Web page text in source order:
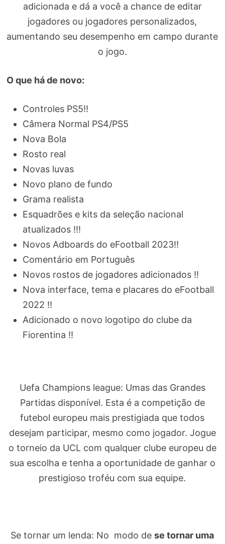
adicionada e dá a você a chance de editar
jogadores ou jogadores personalizados,
aumentando seu desempenho em campo durante
o jogo.
O que há de novo:
Controles PS5!!
Câmera Normal PS4/PS5
Nova Bola
Rosto real
Novas luvas
Novo plano de fundo
Grama realista
Esquadrões e kits da seleção nacional
atualizados !!!
Novos Adboards do eFootball 2023!!
Comentário em Português
Novos rostos de jogadores adicionados !!
Nova interface, tema e placares do eFootball
2022 !!
Adicionado o novo logotipo do clube da
Fiorentina !!
Uefa Champions league: Umas das Grandes
Partidas disponível. Esta é a competição de
futebol europeu mais prestigiada que todos
desejam participar, mesmo como jogador. Jogue
o torneio da UCL com qualquer clube europeu de
sua escolha e tenha a oportunidade de ganhar o
prestigioso troféu com sua equipe.
Se tornar um lenda: No modo dese tornar uma